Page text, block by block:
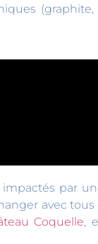
(graphite,
par
avec tous
Coquelle,